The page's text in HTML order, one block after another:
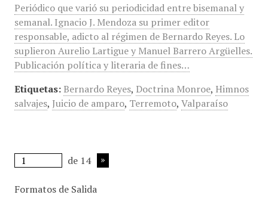
Periódico que varió su periodicidad entre bisemanal y
semanal. Ignacio J. Mendoza su primer editor
responsable, adicto al régimen de Bernardo Reyes. Lo
suplieron Aurelio Lartigue y Manuel Barrero Argüelles.
Publicación política y literaria de fines…
Etiquetas: Bernardo Reyes, Doctrina Monroe, Himnos
salvajes, Juicio de amparo, Terremoto, Valparaíso
de 14
Formatos de Salida